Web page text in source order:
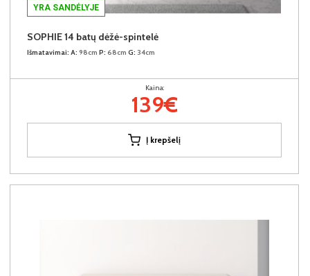
YRA SANDĖLYJE
SOPHIE 14 batų dėžė-spintelė
Išmatavimai: A: 98cm P: 68cm G: 34cm
Kaina:
139€
Į krepšelį